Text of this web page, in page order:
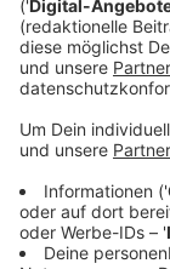
Erfassung ganz